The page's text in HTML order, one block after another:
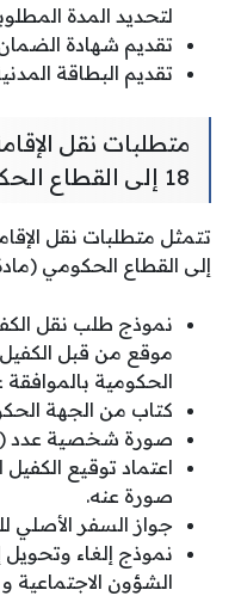
لتحديد المدة
تقديم شهادة
تقديم البطاقة
متطلبات نقل
18 إلى القطاع الحكومي مادة 17
إلى القطاع الحكومي (مادة 17) كما
نموذج طلب نقل
موقع من قبل الكفيل
الحكومية
كتاب من الجهة
صورة شخصية عدد (2) بخلفية زرقاء قياس 6×4 .
اعتماد توقيع
صورة عنه.
جواز السفر الأصلي
نموذج إلغاء
الشؤون الاجتماعية